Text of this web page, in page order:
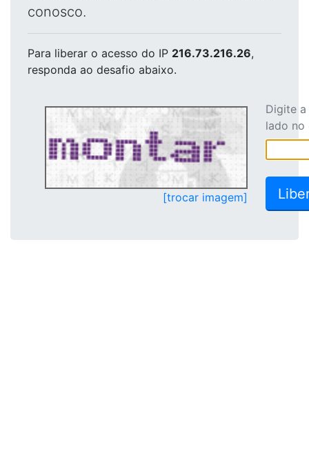
conosco.
Para liberar o acesso do IP 216.73.216.26,
responda ao desafio abaixo.
[trocar imagem]
Digite
lado no